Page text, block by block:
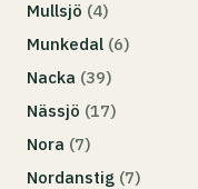
Mullsjö (4)
Munkedal (6)
Nacka (39)
Nässjö (17)
Nora (7)
Nordanstig (7)